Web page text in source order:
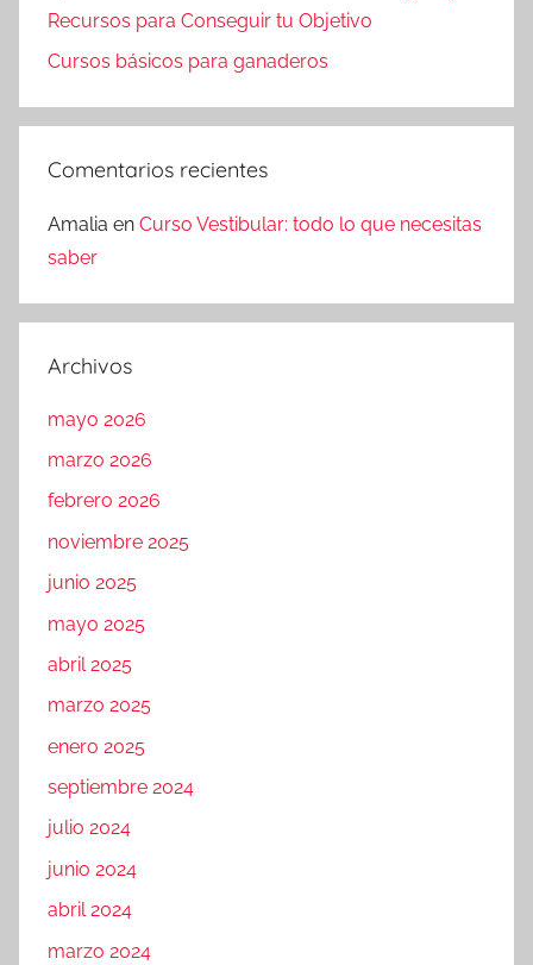
Recursos para Conseguir tu Objetivo
Cursos básicos para ganaderos
Comentarios recientes
Amalia en Curso Vestibular: todo lo que necesitas
saber
Archivos
mayo 2026
marzo 2026
febrero 2026
noviembre 2025
junio 2025
mayo 2025
abril 2025
marzo 2025
enero 2025
septiembre 2024
julio 2024
junio 2024
abril 2024
marzo 2024